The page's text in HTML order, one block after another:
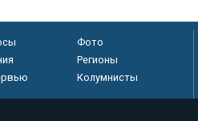
Фото
Регионы
Колумнисты